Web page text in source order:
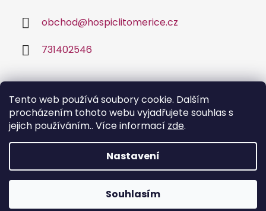
Tento web používá soubory cookie. Dalším
procházením tohoto webu vyjadřujete souhlas s
jejich používáním.. Více informací zde.
Nastavení
Souhlasím
obchod@hospiclitomerice.cz
731402546
Facebook
Vytvořil Shoptet
Copyright 2026Bona Fide. Všechna práva